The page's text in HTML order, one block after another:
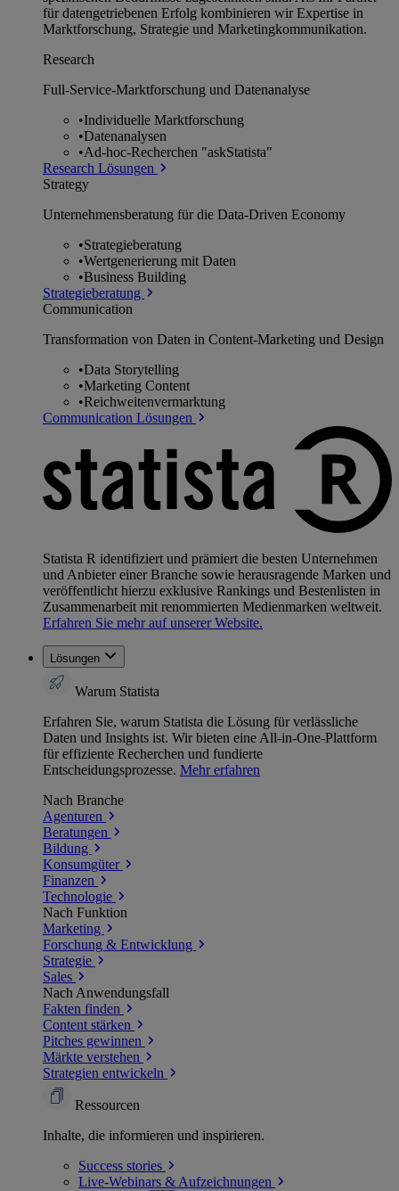
für datengetriebenen Erfolg kombinieren wir Expertise in
Marktforschung, Strategie und Marketingkommunikation.
Research
Full-Service-Marktforschung und Datenanalyse
•Individuelle Marktforschung
•Datenanalysen
•Ad-hoc-Recherchen "askStatista"
Research Lösungen
Strategy
Unternehmens­beratung für die Data-Driven Economy
•Strategieberatung
•Wertgenerierung mit Daten
•Business Building
Strategieberatung
Communication
Transformation von Daten in Content-Marketing und Design
•Data Storytelling
•Marketing Content
•Reichweitenvermarktung
Communication Lösungen
Statista R identifiziert und prämiert die besten Unternehmen
und Anbieter einer Branche sowie herausragende Marken und
veröffentlicht hierzu exklusive Rankings und Bestenlisten in
Zusammenarbeit mit renommierten Medienmarken weltweit.
Erfahren Sie mehr auf unserer Website.
Lösungen
Warum Statista
Erfahren Sie, warum Statista die Lösung für verlässliche
Daten und Insights ist. Wir bieten eine All-in-One-Plattform
für effiziente Recherchen und fundierte
Entscheidungsprozesse. Mehr erfahren
Nach Branche
Agenturen
Beratungen
Bildung
Konsumgüter
Finanzen
Technologie
Nach Funktion
Marketing
Forschung & Entwicklung
Strategie
Sales
Nach Anwendungsfall
Fakten finden
Content stärken
Pitches gewinnen
Märkte verstehen
Strategien entwickeln
Ressourcen
Inhalte, die informieren und inspirieren.
Success stories
Live-Webinars & Aufzeichnungen